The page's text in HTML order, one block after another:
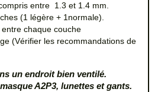
entre 1.3 et 1.4 mm.
(1 légère + 1normale).
chaque couche
(Vérifier les recommandations de
un endroit bien ventilé.
A2P3, lunettes et gants.